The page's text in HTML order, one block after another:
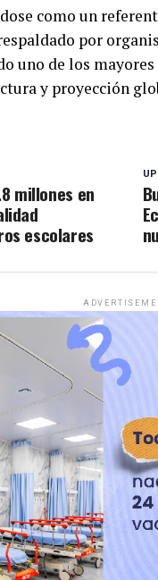
como un
por
uno de los
y proyección
millones en
escolares